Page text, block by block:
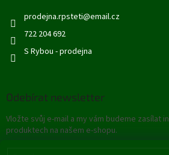
prodejna.rpsteti@email.cz
722 204 692
S Rybou - prodejna
Odebírat newsletter
Vložte svůj e-mail a my vám budeme zasílat
produktech na našem e-shopu.